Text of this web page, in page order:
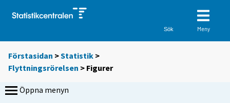
Sök Meny
Förstasidan >Statistik >
Flyttningsrörelsen > Figurer
Öppna menyn